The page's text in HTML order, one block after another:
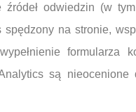
źródeł odwiedzin (w
na stronie,
formularza
są